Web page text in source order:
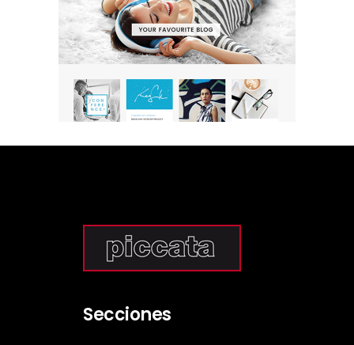
Blog Home
Blog
Secciones